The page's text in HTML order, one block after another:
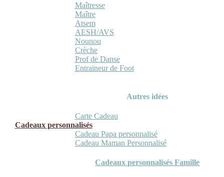
Maîtresse
Maître
Atsem
AESH/AVS
Nounou
Crèche
Prof de Danse
Entraineur de Foot
Autres idées
Carte Cadeau
Cadeaux personnalisés
Cadeau Papa personnalisé
Cadeau Maman Personnalisé
Cadeaux personnalisés Famille